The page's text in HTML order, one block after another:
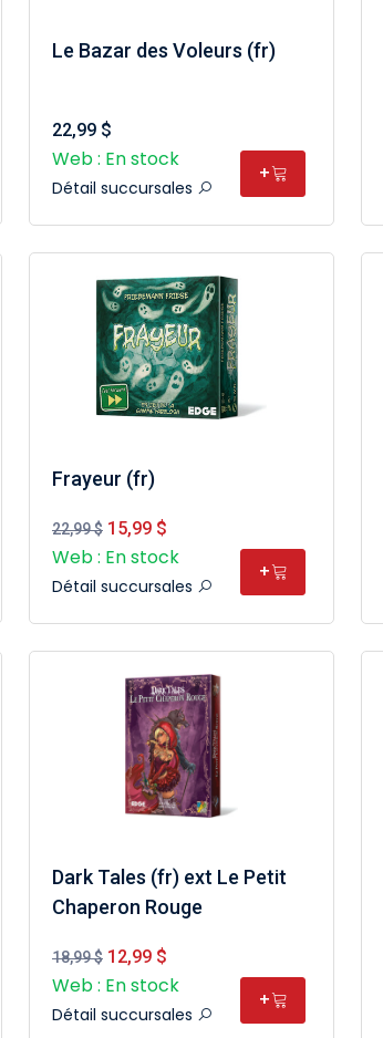
Le Bazar des Voleurs (fr)
22,99 $
Web : En stock
Détail succursales
+
Frayeur (fr)
22,99 $ 15,99 $
Web : En stock
Détail succursales
+
Dark Tales (fr) ext Le Petit
Chaperon Rouge
18,99 $ 12,99 $
Web : En stock
Détail succursales
+